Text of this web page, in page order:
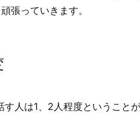
張っていきます。
人は1、2人程度ということ